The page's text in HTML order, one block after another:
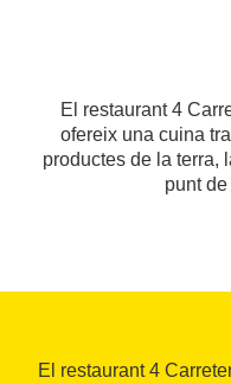
El restaurant 4
ofereix una cuina
productes de la terra,
punt
El restaurant 4